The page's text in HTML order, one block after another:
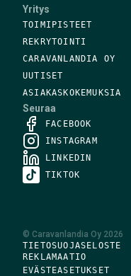
Yritys
TOIMIPISTEET
REKRYTOINTI
CARAVANLANDIA OY
UUTISET
ASIAKASKOKEMUKSIA
Seuraa
FACEBOOK
INSTAGRAM
LINKEDIN
TIKTOK
© Caravanlandia Oy 2026
TIETOSUOJASELOSTE
REKLAMAATIO
EVÄSTEASETUKSET